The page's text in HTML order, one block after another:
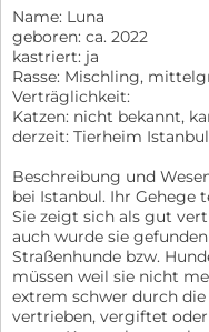
Name: Luna
geboren: ca. 2022
kastriert: ja
Rasse: Mischling,
Verträglichkeit:
Katzen: nicht bekannt,
derzeit: Tierheim
Beschreibung und
bei Istanbul. Ihr Gehege
Sie zeigt sich als gut
auch wurde sie
Straßenhunde bzw.
müssen weil sie nicht
extrem schwer durch
vertrieben, vergiftet